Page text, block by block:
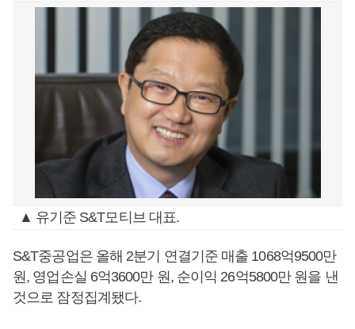
▲ 유기준 S&T모티브 대표.
S&T중공업은 올해 2분기 연결기준 매출 1068억9500만
원, 영업손실 6억3600만 원, 순이익 26억5800만 원을 낸
것으로 잠정집계됐다.